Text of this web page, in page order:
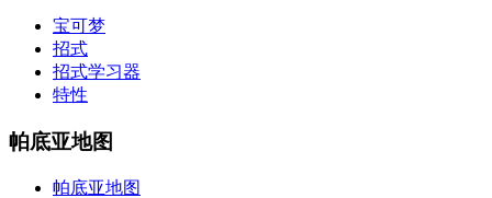
宝可梦
招式
招式学习器
特性
帕底亚地图
帕底亚地图